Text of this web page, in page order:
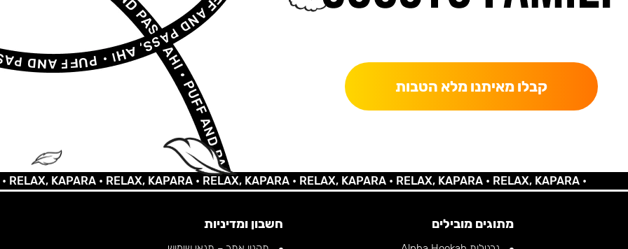
קבלו מאיתנו מלא הטבות
KAPARA •RELAX, KAPARA •RELAX, KAPARA •RELAX, KAPARA •RELAX, KAPARA •RELAX, KAPARA •
מתוגים מובילים חשבון ומדיניות